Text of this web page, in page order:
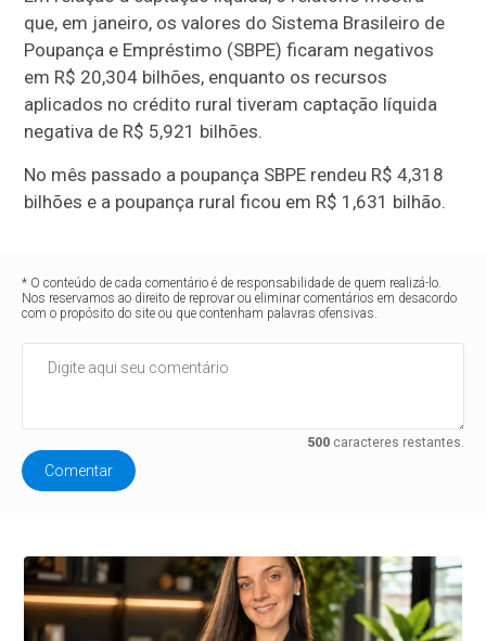
que, em janeiro, os valores do Sistema Brasileiro de
Poupança e Empréstimo (SBPE) ficaram negativos
em R$ 20,304 bilhões, enquanto os recursos
aplicados no crédito rural tiveram captação líquida
negativa de R$ 5,921 bilhões.
No mês passado a poupança SBPE rendeu R$ 4,318
bilhões e a poupança rural ficou em R$ 1,631 bilhão.
* O conteúdo de cada comentário é de responsabilidade de quem realizá-lo.
Nos reservamos ao direito de reprovar ou eliminar comentários em desacordo
com o propósito do site ou que contenham palavras ofensivas.
500caracteres restantes.
Comentar